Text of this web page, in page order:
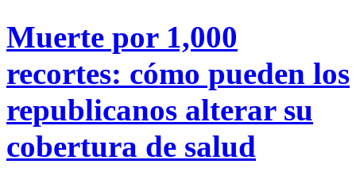
Muerte por 1,000
recortes: cómo pueden los
republicanos alterar su
cobertura de salud